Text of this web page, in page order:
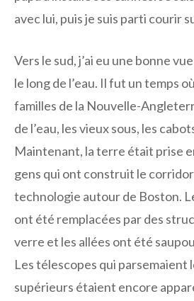
avec lui, puis je suis parti courir
Vers le sud, j’ai eu une bonne
le long de l’eau. Il fut un temps
familles de la Nouvelle-
de l’eau, les vieux sous, les
Maintenant, la terre était prise
gens qui ont construit le
technologie autour de Boston.
ont été remplacées par des
verre et les allées ont été
Les télescopes qui parsemaient
supérieurs étaient encore